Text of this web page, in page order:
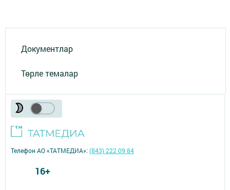
Документлар
Төрле темалар
Телефон АО «ТАТМЕДИА»:(843) 222 09 84
16+